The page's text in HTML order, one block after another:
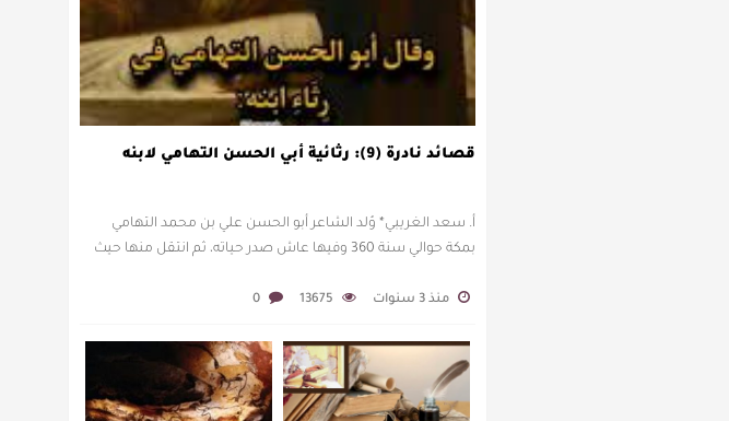
قصائد نادرة (9): رثائية أبي الحسن التهامي لابنه
أ. سعد الغريبي* وُلد الشاعر أبو الحسن علي بن محمد التهامي
بمكة حوالي سنة 360 وفيها عاش صدر حياته، ثم انتقل منها حيث
منذ 3 سنوات 13675
0